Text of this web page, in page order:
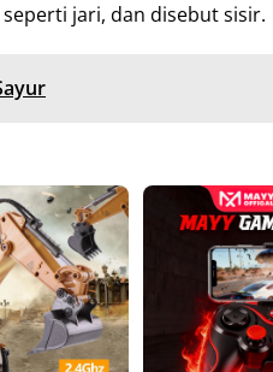
jari, dan disebut sisir.